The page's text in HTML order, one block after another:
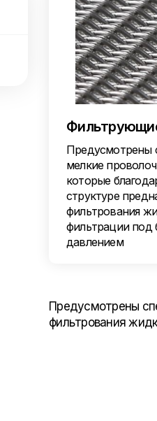
Предусмотрены
мелкие
которые
структуре
фильтрования
фильтрации под
давлением
Предусмотрены
фильтрования